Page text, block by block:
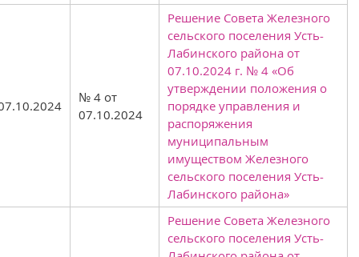
№ 4 от
07.10.2024
Решение Совета Железного
сельского поселения Усть-
Лабинского района от
07.10.2024 г. № 4 «Об
утверждении положения о
порядке управления и
распоряжения
муниципальным
имуществом Железного
сельского поселения Усть-
Лабинского района»
Решение Совета Железного
сельского поселения Усть-